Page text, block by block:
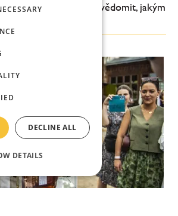
je potřeba si uvědomit, jakým
k procesu staření...
DECLINE ALL
DETAILS